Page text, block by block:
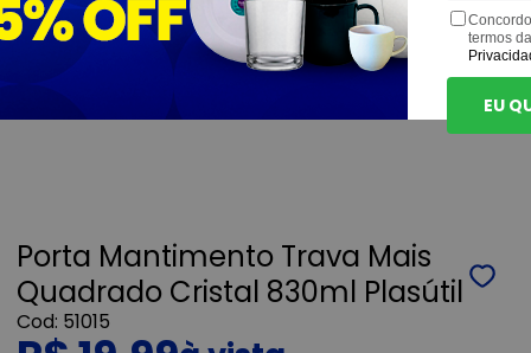
Porta Mantimento Trava Mais
Quadrado Cristal 830ml Plasútil
51015
termos
EU